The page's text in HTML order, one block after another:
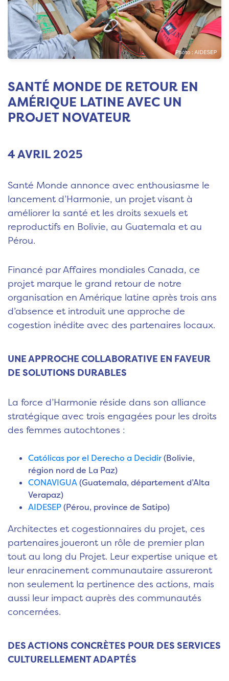
SANTÉ MONDE DE RETOUR EN
AMÉRIQUE LATINE AVEC UN
PROJET NOVATEUR
4 AVRIL 2025
Santé Monde annonce avec enthousiasme le
lancement d’Harmonie, un projet visant à
améliorer la santé et les droits sexuels et
reproductifs en Bolivie, au Guatemala et au
Pérou.
Financé par Affaires mondiales Canada, ce
projet marque le grand retour de notre
organisation en Amérique latine après trois ans
d’absence et introduit une approche de
cogestion inédite avec des partenaires locaux.
UNE APPROCHE COLLABORATIVE EN FAVEUR
DE SOLUTIONS DURABLES
La force d’Harmonie réside dans son alliance
stratégique avec trois engagées pour les droits
des femmes autochtones :
Católicas por el Derecho a Decidir(Bolivie,
région nord de La Paz)
CONAVIGUA(Guatemala, département d’Alta
Verapaz)
AIDESEP(Pérou, province de Satipo)
Architectes et cogestionnaires du projet, ces
partenaires joueront un rôle de premier plan
tout au long du Projet. Leur expertise unique et
leur enracinement communautaire assureront
non seulement la pertinence des actions, mais
aussi leur impact auprès des communautés
concernées.
DES ACTIONS CONCRÈTES POUR DES SERVICES
CULTURELLEMENT ADAPTÉS